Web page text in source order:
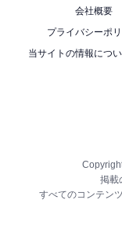
会社概要
プライバシーポ
当サイトの情報につ
掲載
すべてのコンテン